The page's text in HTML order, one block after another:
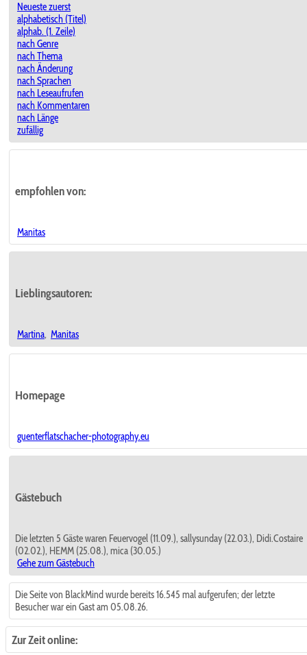
Neueste zuerst
alphabetisch (Titel)
alphab. (1. Zeile)
nach Genre
nach Thema
nach Änderung
nach Sprachen
nach Leseaufrufen
nach Kommentaren
nach Länge
zufällig
empfohlen von:
Manitas
Lieblingsautoren:
Martina, Manitas
Homepage
guenterflatschacher-photography.eu
Gästebuch
Die letzten 5 Gäste waren Feuervogel (11.09.), sallysunday (22.03.), Didi.Costaire
(02.02.), HEMM (25.08.), mica (30.05.)
Gehe zum Gästebuch
Die Seite von BlackMind wurde bereits 16.545 mal aufgerufen; der letzte
Besucher war ein Gast am 05.08.26.
Zur Zeit online: